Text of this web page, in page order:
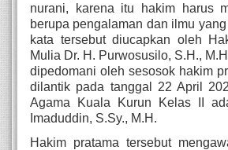
nurani, karena itu hakim harus
berupa pengalaman dan ilmu
kata tersebut diucapkan oleh
Mulia Dr. H. Purwosusilo, S.H.,
dipedomani oleh sesosok hakim
dilantik pada tanggal 22 April
Agama Kuala Kurun Kelas II
Imaduddin, S.Sy., M.H.
Hakim pratama tersebut